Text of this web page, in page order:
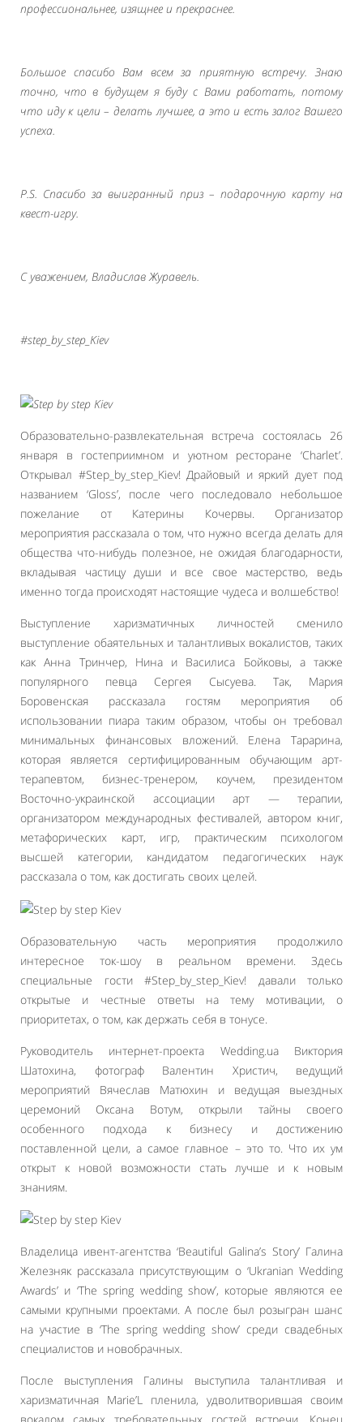
профессиональнее, изящнее и прекраснее.
Большое спасибо Вам всем за приятную встречу. Знаю
точно, что в будущем я буду с Вами работать, потому
что иду к цели – делать лучшее, а это и есть залог Вашего
успеха.
P.S. Спасибо за выигранный приз – подарочную карту на
квест-игру.
С уважением, Владислав Журавель.
#step_by_step_Kiev
Образовательно-развлекательная встреча состоялась 26
января в гостеприимном и уютном ресторане ‘Charlet’.
Открывал #Step_by_step_Kiev! Драйовый и яркий дует под
названием ‘Gloss’, после чего последовало небольшое
пожелание от Катерины Кочервы. Организатор
мероприятия рассказала о том, что нужно всегда делать для
общества что-нибудь полезное, не ожидая благодарности,
вкладывая частицу души и все свое мастерство, ведь
именно тогда происходят настоящие чудеса и волшебство!
Выступление харизматичных личностей сменило
выступление обаятельных и талантливых вокалистов, таких
как Анна Тринчер, Нина и Василиса Бойковы, а также
популярного певца Сергея Сысуева. Так, Мария
Боровенская рассказала гостям мероприятия об
использовании пиара таким образом, чтобы он требовал
минимальных финансовых вложений. Елена Тарарина,
которая является сертифицированным обучающим арт-
терапевтом, бизнес-тренером, коучем, президентом
Восточно-украинской ассоциации арт — терапии,
организатором международных фестивалей, автором книг,
метафорических карт, игр, практическим психологом
высшей категории, кандидатом педагогических наук
рассказала о том, как достигать своих целей.
Образовательную часть мероприятия продолжило
интересное ток-шоу в реальном времени. Здесь
специальные гости #Step_by_step_Kiev! давали только
открытые и честные ответы на тему мотивации, о
приоритетах, о том, как держать себя в тонусе.
Руководитель интернет-проекта Wedding.ua Виктория
Шатохина, фотограф Валентин Христич, ведущий
мероприятий Вячеслав Матюхин и ведущая выездных
церемоний Оксана Вотум, открыли тайны своего
особенного подхода к бизнесу и достижению
поставленной цели, а самое главное – это то. Что их ум
открыт к новой возможности стать лучше и к новым
знаниям.
Владелица ивент-агентства ‘Beautiful Galina’s Story’ Галина
Железняк рассказала присутствующим о ‘Ukranian Wedding
Awards’ и ‘The spring wedding show’, которые являются ее
самыми крупными проектами. А после был розыгран шанс
на участие в ‘The spring wedding show’ среди свадебных
специалистов и новобрачных.
После выступления Галины выступила талантливая и
харизматичная Marie’L пленила, удволитворившая своим